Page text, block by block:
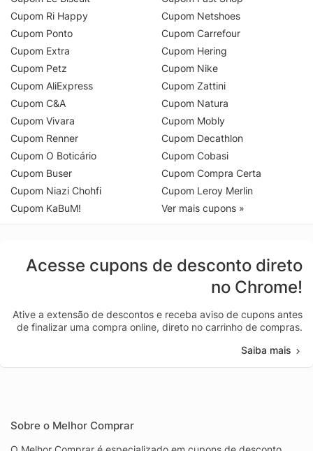
Cupom Ri Happy
Cupom Ponto
Cupom Extra
Cupom Petz
Cupom AliExpress
Cupom C&A
Cupom Vivara
Cupom Renner
Cupom O Boticário
Cupom Buser
Cupom Niazi Chohfi
Cupom KaBuM!
Cupom Netshoes
Cupom Carrefour
Cupom Hering
Cupom Nike
Cupom Zattini
Cupom Natura
Cupom Mobly
Cupom Decathlon
Cupom Cobasi
Cupom Compra Certa
Cupom Leroy Merlin
Ver mais cupons »
Acesse cupons de desconto direto
no Chrome!
Ative a extensão de descontos e receba aviso de cupons antes
de finalizar uma compra online, direto no carrinho de compras.
Saiba mais
Sobre o Melhor Comprar